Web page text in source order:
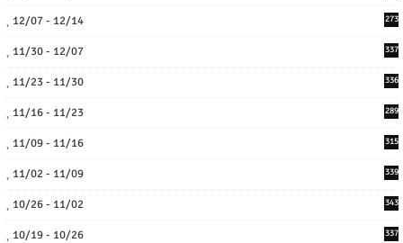
12/07 - 12/14 273
11/30 - 12/07 337
11/23 - 11/30 336
11/16 - 11/23 289
11/09 - 11/16 315
11/02 - 11/09 339
10/26 - 11/02 343
10/19 - 10/26 337